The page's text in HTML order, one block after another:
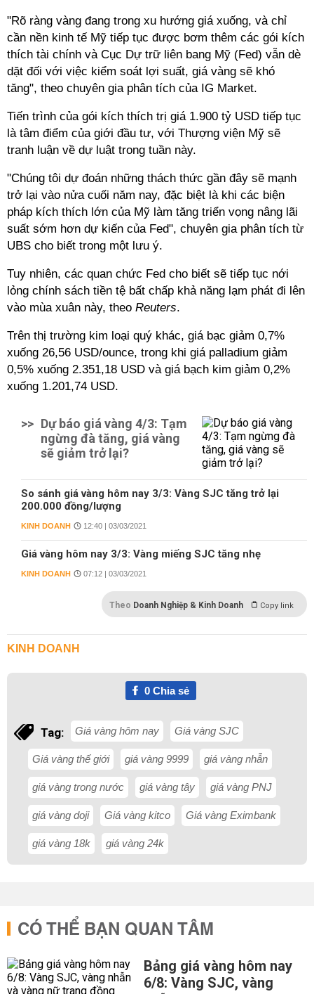
"Rõ ràng vàng đang trong xu hướng giá xuống, và chỉ
cần nền kinh tế Mỹ tiếp tục được bơm thêm các gói kích
thích tài chính và Cục Dự trữ liên bang Mỹ (Fed) vẫn dè
dặt đối với việc kiểm soát lợi suất, giá vàng sẽ khó
tăng", theo chuyên gia phân tích của IG Market.
Tiến trình của gói kích thích trị giá 1.900 tỷ USD tiếp tục
là tâm điểm của giới đầu tư, với Thượng viện Mỹ sẽ
tranh luận về dự luật trong tuần này.
"Chúng tôi dự đoán những thách thức gần đây sẽ mạnh
trở lại vào nửa cuối năm nay, đặc biệt là khi các biện
pháp kích thích lớn của Mỹ làm tăng triển vọng nâng lãi
suất sớm hơn dự kiến của Fed", chuyên gia phân tích từ
UBS cho biết trong một lưu ý.
Tuy nhiên, các quan chức Fed cho biết sẽ tiếp tục nới
lỏng chính sách tiền tệ bất chấp khả năng lạm phát đi lên
vào mùa xuân này, theo Reuters.
Trên thị trường kim loại quý khác, giá bạc giảm 0,7%
xuống 26,56 USD/ounce, trong khi giá palladium giảm
0,5% xuống 2.351,18 USD và giá bạch kim giảm 0,2%
xuống 1.201,74 USD.
>> Dự báo giá vàng 4/3: Tạm
ngừng đà tăng, giá vàng
sẽ giảm trở lại?
So sánh giá vàng hôm nay 3/3: Vàng SJC tăng trở lại
200.000 đồng/lượng
KINH DOANH 12:40 | 03/03/2021
Giá vàng hôm nay 3/3: Vàng miếng SJC tăng nhẹ
KINH DOANH 07:12 | 03/03/2021
Theo Doanh Nghiệp & Kinh Doanh Copy link
KINH DOANH
0Chia sẻ
Tag: Giá vàng hôm nay Giá vàng SJC
Giá vàng thế giới giá vàng 9999 giá vàng nhẫn
giá vàng trong nước giá vàng tây giá vàng PNJ
giá vàng doji Giá vàng kitco Giá vàng Eximbank
giá vàng 18k giá vàng 24k
CÓ THỂ BẠN QUAN TÂM
Bảng giá vàng hôm nay
6/8: Vàng SJC, vàng